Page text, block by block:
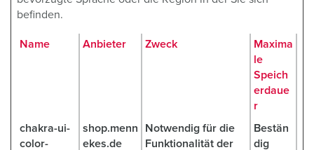
befinden.
Name Anbieter Zweck
Maxima
le
Speich
erdaue
r
chakra-ui-
color-
shop.menn
ekes.de
Notwendig für die
Funktionalität der
Bestän
dig